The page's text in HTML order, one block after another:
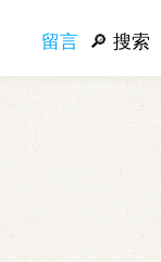
留言 搜索